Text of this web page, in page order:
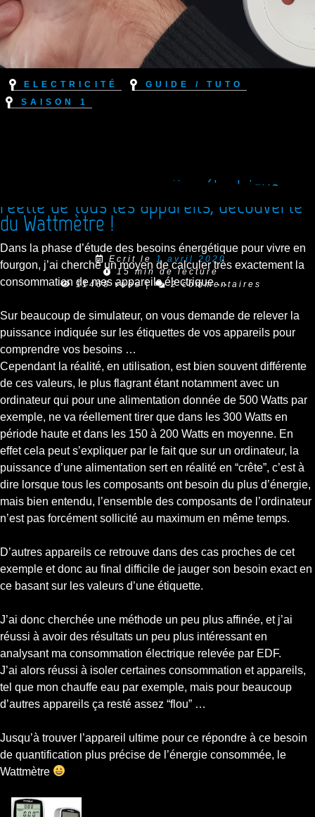
Electricité
Guide / Tuto
Saison 1
Mesurer la consommation électrique
réelle de tous les appareils, découverte
du Wattmètre !
Ecrit le 1 avril 2020
15 min de lecture
11468 vues | 2 commentaires
Dans la phase d’étude des besoins énergétique pour vivre en
fourgon, j’ai cherché un moyen de calculer très exactement la
consommation de mes appareils électrique …
Sur beaucoup de simulateur, on vous demande de relever la
puissance indiquée sur les étiquettes de vos appareils pour
comprendre vos besoins …
Cependant la réalité, en utilisation, est bien souvent différente
de ces valeurs, le plus flagrant étant notamment avec un
ordinateur qui pour une alimentation donnée de 500 Watts par
exemple, ne va réellement tirer que dans les 300 Watts en
période haute et dans les 150 à 200 Watts en moyenne. En
effet cela peut s’expliquer par le fait que sur un ordinateur, la
puissance d’une alimentation sert en réalité en “crête”, c’est à
dire lorsque tous les composants ont besoin du plus d’énergie,
mais bien entendu, l’ensemble des composants de l’ordinateur
n’est pas forcément sollicité au maximum en même temps.
D’autres appareils ce retrouve dans des cas proches de cet
exemple et donc au final difficile de jauger son besoin exact en
ce basant sur les valeurs d’une étiquette.
J’ai donc cherchée une méthode un peu plus affinée, et j’ai
réussi à avoir des résultats un peu plus intéressant en
analysant ma consommation électrique relevée par EDF.
J’ai alors réussi à isoler certaines consommation et appareils,
tel que mon chauffe eau par exemple, mais pour beaucoup
d’autres appareils ça resté assez “flou” …
Jusqu’à trouver l’appareil ultime pour ce répondre à ce besoin
de quantification plus précise de l’énergie consommée, le
Wattmètre